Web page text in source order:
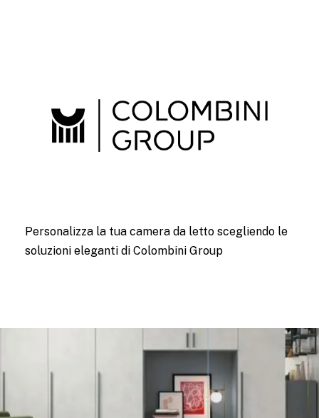
Personalizza la tua camera da letto scegliendo le
soluzioni eleganti di Colombini Group